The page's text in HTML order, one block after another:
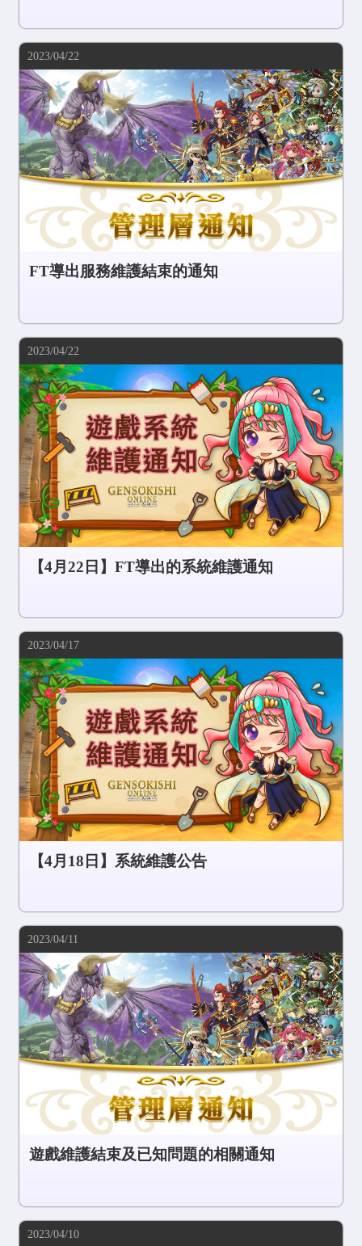
2023/04/22
FT導出服務維護結束的通知
2023/04/22
【4月22日】FT導出的系統維護通知
2023/04/17
【4月18日】系統維護公告
2023/04/11
遊戲維護結束及已知問題的相關通知
2023/04/10